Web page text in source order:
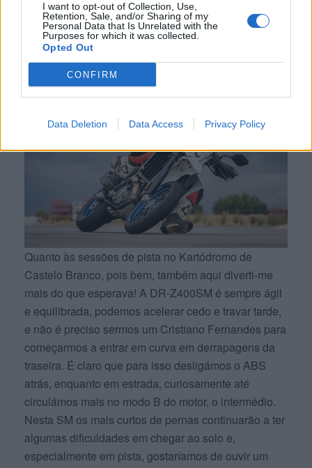
I want to opt-out of Collection, Use,
Retention, Sale, and/or Sharing of my
Personal Data that Is Unrelated with the
Purposes for which it was collected.
Opted Out
CONFIRM
Data Deletion Data Access Privacy Policy
de 3,5 l/100 km após cerca de 100 quilómetros,
inicialmente lentos em estrada húmida e depois
quase a fundo a seco.
Quanto às sessões de pista no Kartódromo de
Castelo Branco, pois bem, também aqui diverti-me
mais do que esperava! A DR-Z400SM é sempre ágil
e equilibrada, podemos acelerar cedo e travar tarde,
e não é preciso sermos um Cristiano Fernandes para
começarmos a entrar em curva em derrapagens da
traseira. É claro que para isso desligámos o ABS
atrás, enquanto em estrada, curiosamente até
circulámos mais no modo B do motor, o intermédio.
Nesta SM os mais curtos de pernas continuarão a ter
algumas dificuldades em chegar ao solo e,
especialmente em pista, gostaríamos de ouvir um